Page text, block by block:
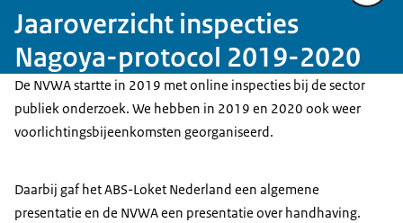
Jaaroverzicht inspecties
Nagoya-protocol 2019-2020
De NVWA startte in 2019 met online inspecties bij de sector
publiek onderzoek. We hebben in 2019 en 2020 ook weer
voorlichtingsbijeenkomsten georganiseerd.
Daarbij gaf het ABS-Loket Nederland een algemene
presentatie en de NVWA een presentatie over handhaving.